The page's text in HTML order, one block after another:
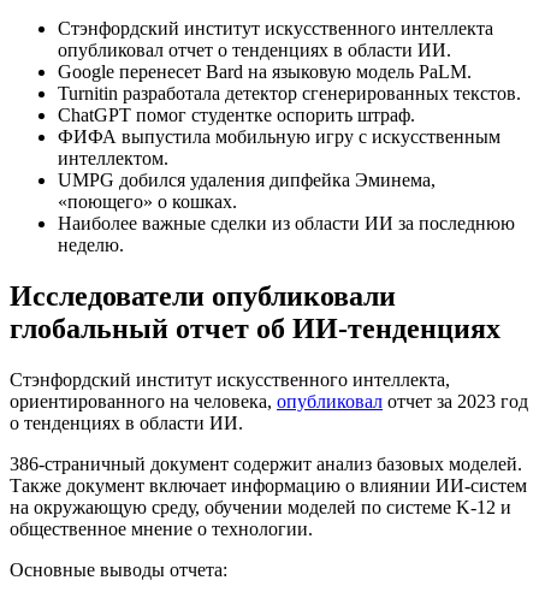
Стэнфордский институт искусственного интеллекта
опубликовал отчет о тенденциях в области ИИ.
Google перенесет Bard на языковую модель PaLM.
Turnitin разработала детектор сгенерированных текстов.
ChatGPT помог студентке оспорить штраф.
ФИФА выпустила мобильную игру с искусственным
интеллектом.
UMPG добился удаления дипфейка Эминема,
«поющего» о кошках.
Наиболее важные сделки из области ИИ за последнюю
неделю.
Исследователи опубликовали
глобальный отчет об ИИ-тенденциях
Стэнфордский институт искусственного интеллекта,
ориентированного на человека, опубликовал отчет за 2023 год
о тенденциях в области ИИ.
386-страничный документ содержит анализ базовых моделей.
Также документ включает информацию о влиянии ИИ-систем
на окружающую среду, обучении моделей по системе K-12 и
общественное мнение о технологии.
Основные выводы отчета: